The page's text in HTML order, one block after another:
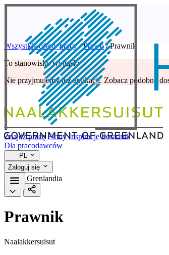
Znajdź pracę Firmy Inspiracje Poradnik
Dla pracodawców
PL
Zaloguj się
Wszystkie oferty pracy / Prawo / Prawnik
To stanowisko wygasło
Nie przyjmujemy już aplikacji. Zobacz podobne
Prawo Grenlandia
Prawnik
Naalakkersuisut